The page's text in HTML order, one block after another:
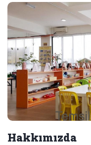
Hakkımızda